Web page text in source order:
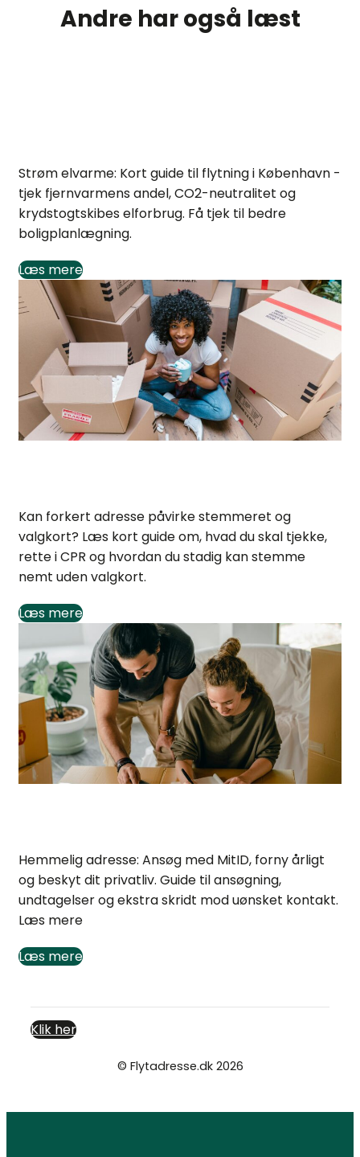
Andre har også læst
Strøm elvarme: Kort guide til flytning i København -
tjek fjernvarmens andel, CO2-neutralitet og
krydstogtskibes elforbrug. Få tjek til bedre
boligplanlægning.
Læs mere
Kan forkert adresse påvirke stemmeret og
valgkort? Læs kort guide om, hvad du skal tjekke,
rette i CPR og hvordan du stadig kan stemme
nemt uden valgkort.
Læs mere
Hemmelig adresse: Ansøg med MitID, forny årligt
og beskyt dit privatliv. Guide til ansøgning,
undtagelser og ekstra skridt mod uønsket kontakt.
Læs mere
Læs mere
Klik her
© Flytadresse.dk 2026